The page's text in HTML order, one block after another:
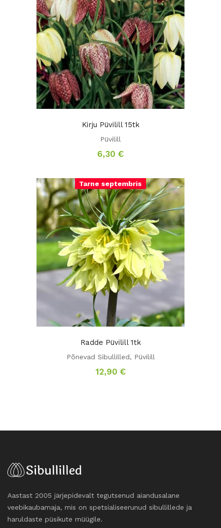
Kirju Püvilill 15tk
Püvilill
6,30 €
Tarne septembris
Radde Püvilill 1tk
Põnevad Sibullilled, Püvilill
12,90 €
Aastast 2005 järjepidevalt tegutsenud aiandusalane
veebikaubamaja, mis on spetsialiseerunud sibullillede ja
haruldaste püsikute müügile.